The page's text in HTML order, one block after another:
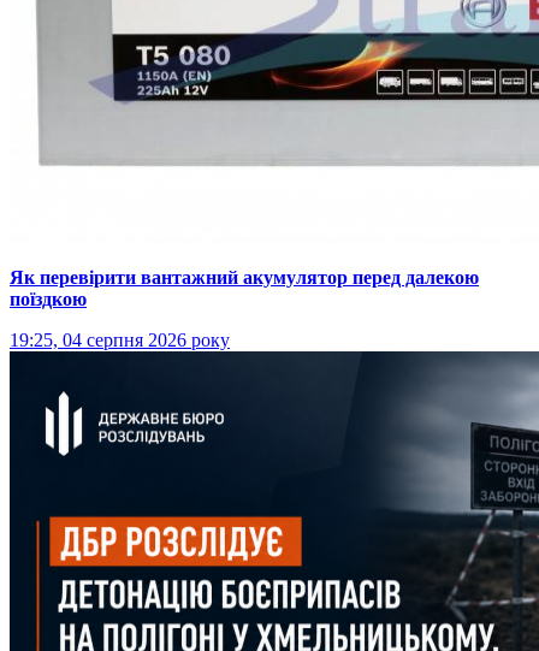
Як перевірити вантажний акумулятор перед далекою
поїздкою
19:25, 04 серпня 2026 року